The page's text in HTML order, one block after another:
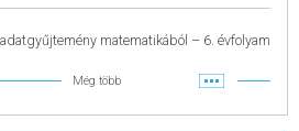
matematikából – 6. évfolyam
Még több